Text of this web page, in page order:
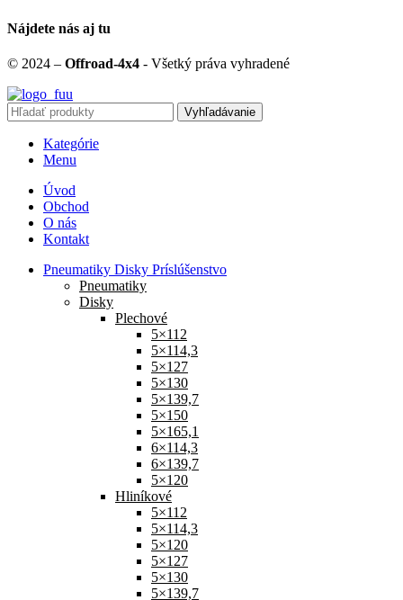
Nájdete nás aj tu
© 2024 – Offroad-4x4 - Všetký práva vyhradené
Vyhľadávanie
Kategórie
Menu
Úvod
Obchod
O nás
Kontakt
Pneumatiky Disky Príslúšenstvo
Pneumatiky
Disky
Plechové
5×112
5×114,3
5×127
5×130
5×139,7
5×150
5×165,1
6×114,3
6×139,7
5×120
Hliníkové
5×112
5×114,3
5×120
5×127
5×130
5×139,7